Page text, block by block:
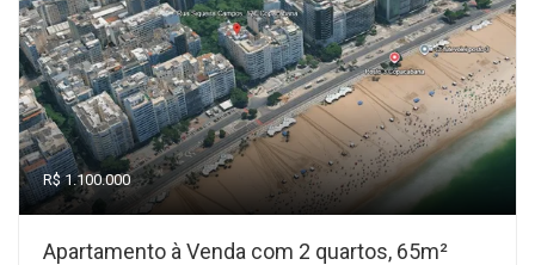
R$ 1.100.000
Apartamento à Venda com 2 quartos, 65m²